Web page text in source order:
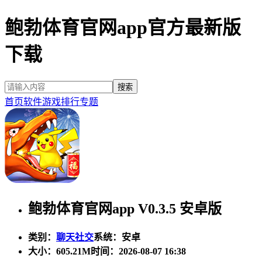
鲍勃体育官网app官方最新版
下载
首页软件游戏排行专题
鲍勃体育官网app V0.3.5 安卓版
类别： 聊天社交系统：安卓
大小： 605.21M时间：2026-08-07 16:38